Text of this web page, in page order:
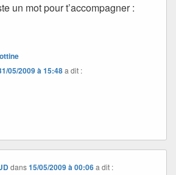
un mot pour t’accompagner :
05/2009 à 15:48a dit :
dans15/05/2009 à 00:06 a dit :